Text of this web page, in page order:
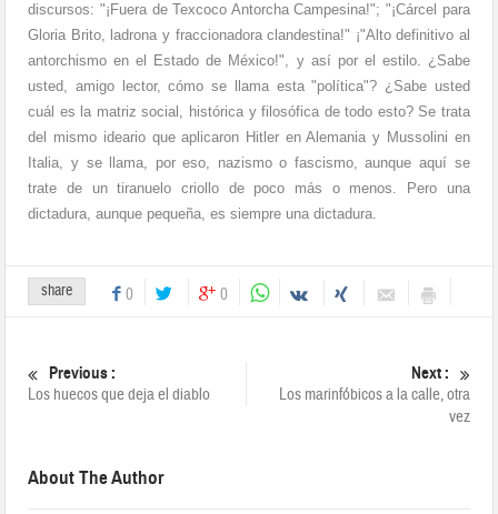
discursos: "¡Fuera de Texcoco Antorcha Campesina!"; "¡Cárcel para
Gloria Brito, ladrona y fraccionadora clandestina!" ¡"Alto definitivo al
antorchismo en el Estado de México!", y así por el estilo. ¿Sabe
usted, amigo lector, cómo se llama esta "política"? ¿Sabe usted
cuál es la matriz social, histórica y filosófica de todo esto? Se trata
del mismo ideario que aplicaron Hitler en Alemania y Mussolini en
Italia, y se llama, por eso, nazismo o fascismo, aunque aquí se
trate de un tiranuelo criollo de poco más o menos. Pero una
dictadura, aunque pequeña, es siempre una dictadura.
share 0 0
Previous :
Los huecos que deja el diablo
Next :
Los marinfóbicos a la calle, otra
vez
About The Author